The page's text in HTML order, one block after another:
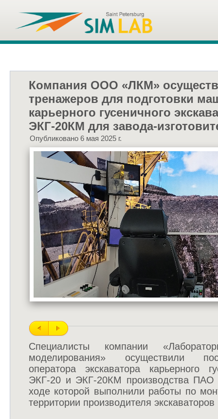
Компания ООО «ЛКМ»
тренажеров для подготовки
карьерного гусеничного
ЭКГ-20КМ для завода-
Опубликовано 6 мая 2025 г.
Специалисты компании
моделирования» осуществили
оператора экскаватора карьерного
ЭКГ-20 и ЭКГ-20КМ производства ПАО
ходе которой выполнили работы по
территории производителя